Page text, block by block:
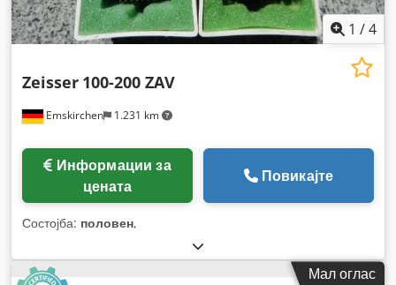
1 /4
Emskirchen 1.231 km
Zeisser 100-200 ZAV
цената
Повикајте
Состојба: половен,
Мал оглас